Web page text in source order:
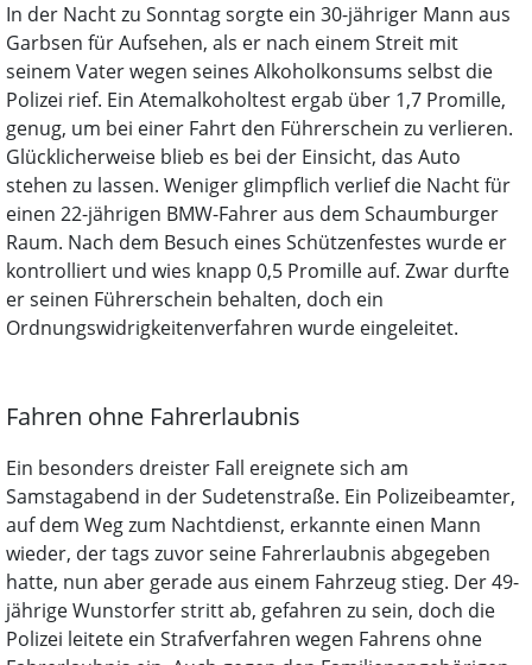
In der Nacht zu Sonntag sorgte ein 30-jähriger Mann aus
Garbsen für Aufsehen, als er nach einem Streit mit
seinem Vater wegen seines Alkoholkonsums selbst die
Polizei rief. Ein Atemalkoholtest ergab über 1,7 Promille,
genug, um bei einer Fahrt den Führerschein zu verlieren.
Glücklicherweise blieb es bei der Einsicht, das Auto
stehen zu lassen. Weniger glimpflich verlief die Nacht für
einen 22-jährigen BMW-Fahrer aus dem Schaumburger
Raum. Nach dem Besuch eines Schützenfestes wurde er
kontrolliert und wies knapp 0,5 Promille auf. Zwar durfte
er seinen Führerschein behalten, doch ein
Ordnungswidrigkeitenverfahren wurde eingeleitet.
Fahren ohne Fahrerlaubnis
Ein besonders dreister Fall ereignete sich am
Samstagabend in der Sudetenstraße. Ein Polizeibeamter,
auf dem Weg zum Nachtdienst, erkannte einen Mann
wieder, der tags zuvor seine Fahrerlaubnis abgegeben
hatte, nun aber gerade aus einem Fahrzeug stieg. Der 49-
jährige Wunstorfer stritt ab, gefahren zu sein, doch die
Polizei leitete ein Strafverfahren wegen Fahrens ohne